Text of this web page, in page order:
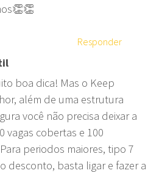
Responder
boa dica! Mas o Keep
além de uma estrutura
você não precisa deixar a
vagas cobertas e 100
periodos maiores, tipo 7
desconto, basta ligar e fazer a